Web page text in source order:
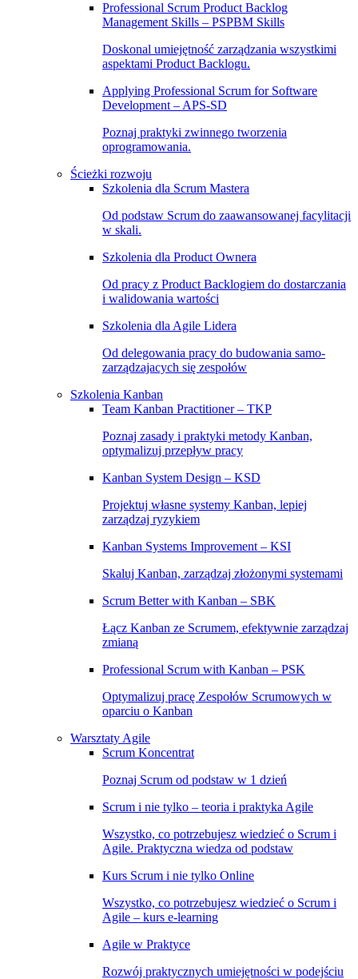
Professional Scrum Product Backlog
Management Skills – PSPBM Skills
Doskonal umiejętność zarządzania wszystkimi
aspektami Product Backlogu.
Applying Professional Scrum for Software
Development – APS-SD
Poznaj praktyki zwinnego tworzenia
oprogramowania.
Ścieżki rozwoju
Szkolenia dla Scrum Mastera
Od podstaw Scrum do zaawansowanej facylitacji
w skali.
Szkolenia dla Product Ownera
Od pracy z Product Backlogiem do dostarczania
i walidowania wartości
Szkolenia dla Agile Lidera
Od delegowania pracy do budowania samo-
zarządzajacych się zespołów
Szkolenia Kanban
Team Kanban Practitioner – TKP
Poznaj zasady i praktyki metody Kanban,
optymalizuj przepływ pracy
Kanban System Design – KSD
Projektuj własne systemy Kanban, lepiej
zarządzaj ryzykiem
Kanban Systems Improvement – KSI
Skaluj Kanban, zarządzaj złożonymi systemami
Scrum Better with Kanban – SBK
Łącz Kanban ze Scrumem, efektywnie zarządzaj
zmianą
Professional Scrum with Kanban – PSK
Optymalizuj pracę Zespołów Scrumowych w
oparciu o Kanban
Warsztaty Agile
Scrum Koncentrat
Poznaj Scrum od podstaw w 1 dzień
Scrum i nie tylko – teoria i praktyka Agile
Wszystko, co potrzebujesz wiedzieć o Scrum i
Agile. Praktyczna wiedza od podstaw
Kurs Scrum i nie tylko Online
Wszystko, co potrzebujesz wiedzieć o Scrum i
Agile – kurs e-learning
Agile w Praktyce
Rozwój praktycznych umiejętności w podejściu